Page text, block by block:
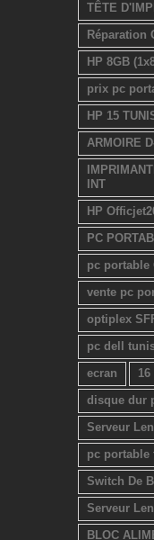
TÊTE
Réparation
HP 8GB
prix pc
HP 15
ARMOIRE
INT
HP
PC
pc portable
vente pc
optiplex
pc dell
ecran
16
disque dur
Serveur
pc portable
Switch De
Serveur
BLOC